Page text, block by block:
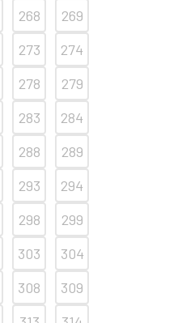
268
269
273
274
278
279
283
284
288
289
293
294
298
299
303
304
308
309